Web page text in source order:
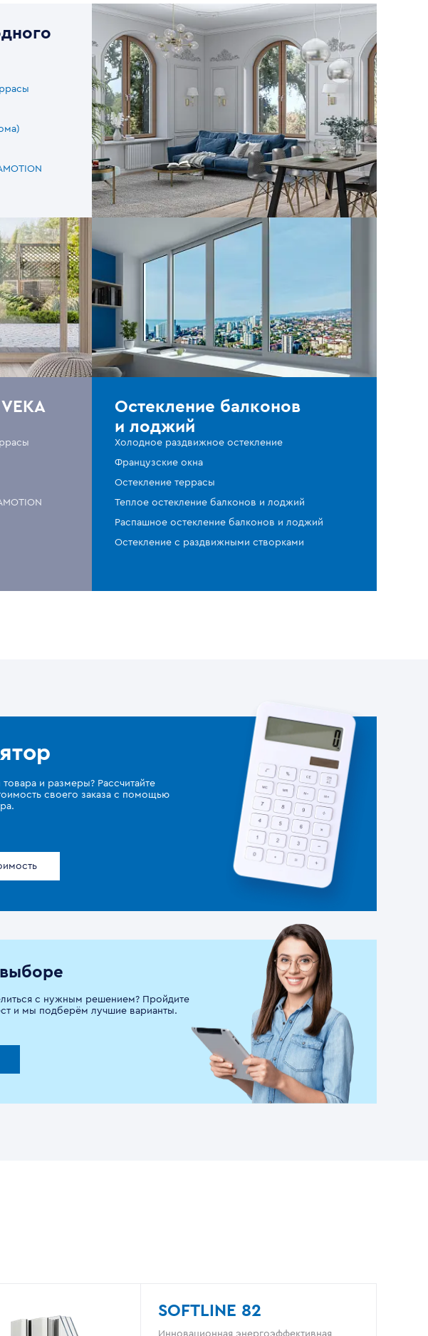
Остекление балконов
и лоджий
Холодное раздвижное остекление
Французские окна
Остекление террасы
Теплое остекление балконов и лоджий
Распашное остекление балконов и лоджий
Остекление с раздвижными створками
и размеры? Рассчитайте
своего заказа с помощью
с нужным решением? Пройдите
и мы подберём лучшие варианты.
SOFTLINE 82
Инновационная энергоэффективная